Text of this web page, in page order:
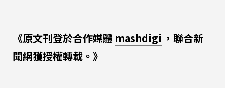
《原文刊登於合作媒體 mashdigi ，聯合新
聞網獲授權轉載。》